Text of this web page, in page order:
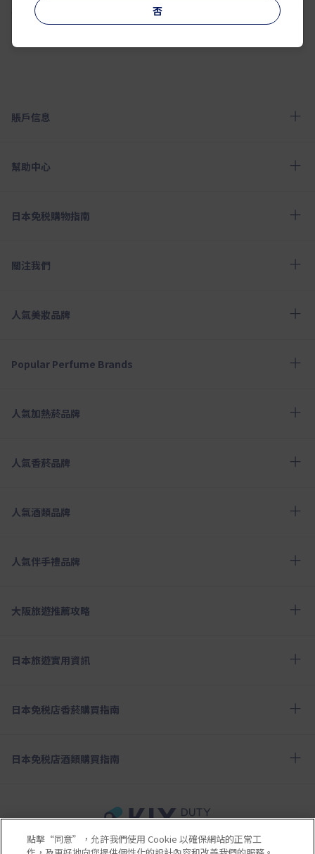
賬戶信息
幫助中心
日本免税購物指南
關注我們
人氣美妝品牌
Popular Perfume Brands
人氣加熱菸品牌
人氣香菸品牌
人氣酒類品牌
人氣伴手禮品牌
大阪旅遊推薦攻略
日本旅遊實用資訊
日本免税店香菸購買指南
日本免税店酒類購買指南
使用條款 隱私政策 Cookie政策
點擊“同意”，允許我們使用 Cookie 以確保網站的正常工
否